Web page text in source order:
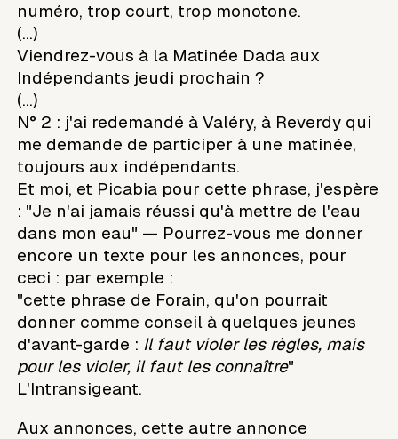
numéro, trop court, trop monotone.
(...)
Viendrez-vous à la Matinée Dada aux
Indépendants jeudi prochain ?
(...)
N° 2 : j'ai redemandé à Valéry, à Reverdy qui
me demande de participer à une matinée,
toujours aux indépendants.
Et moi, et Picabia pour cette phrase, j'espère
: "Je n'ai jamais réussi qu'à mettre de l'eau
dans mon eau" — Pourrez-vous me donner
encore un texte pour les annonces, pour
ceci : par exemple :
"cette phrase de Forain, qu'on pourrait
donner comme conseil à quelques jeunes
d'avant-garde : Il faut violer les règles, mais
pour les violer, il faut les connaître"
L'Intransigeant.
Aux annonces, cette autre annonce